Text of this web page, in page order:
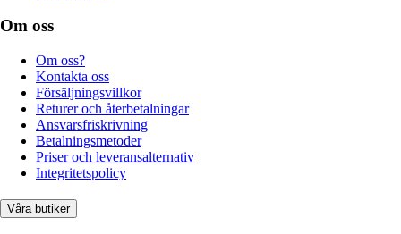
Om oss
Om oss?
Kontakta oss
Försäljningsvillkor
Returer och återbetalningar
Ansvarsfriskrivning
Betalningsmetoder
Priser och leveransalternativ
Integritetspolicy
Våra butiker